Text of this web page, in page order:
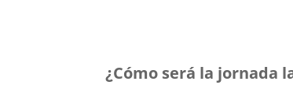
¿Cómo será la jornada